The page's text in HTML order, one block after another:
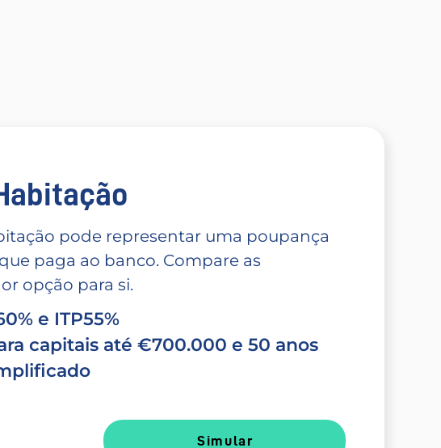
pode representar uma poupança
paga ao banco. Compare as
opção para si.
e ITP55%
capitais até €700.000 e 50 anos
Simular